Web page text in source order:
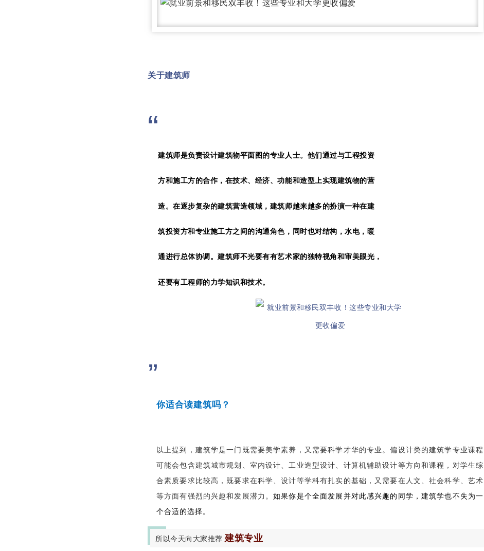
关于建筑师
“
建筑师是负责设计建筑物平面图的专业人士。他们通过与工程投资
方和施工方的合作，在技术、经济、功能和造型上实现建筑物的营
造。在逐步复杂的建筑营造领域，建筑师越来越多的扮演一种在建
筑投资方和专业施工方之间的沟通角色，同时也对结构，水电，暖
通进行总体协调。建筑师不光要有有艺术家的独特视角和审美眼光，
还要有工程师的力学知识和技术。
”
你适合读建筑吗？
以上提到，建筑学是一门既需要美学素养，又需要科学才华的专业。偏设计类的建筑学专业课程
可能会包含建筑城市规划、室内设计、工业造型设计、计算机辅助设计等方向和课程，对学生综
合素质要求比较高，既要求在科学、设计等学科有扎实的基础，又需要在人文、社会科学、艺术
等方面有强烈的兴趣和发展潜力。如果你是个全面发展并对此感兴趣的同学，建筑学也不失为一
个合适的选择。
所以今天向大家推荐 建筑专业